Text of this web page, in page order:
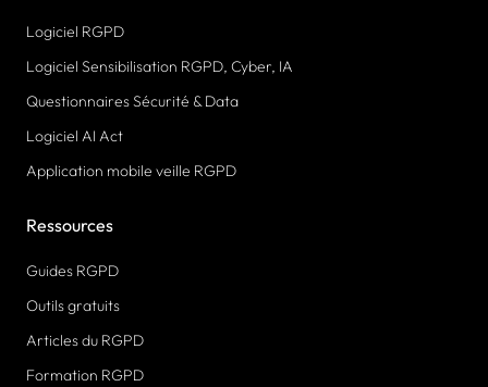
Logiciel RGPD
Logiciel Sensibilisation RGPD, Cyber, IA
Questionnaires Sécurité & Data
Logiciel AI Act
Application mobile veille RGPD
Ressources
Guides RGPD
Outils gratuits
Articles du RGPD
Formation RGPD